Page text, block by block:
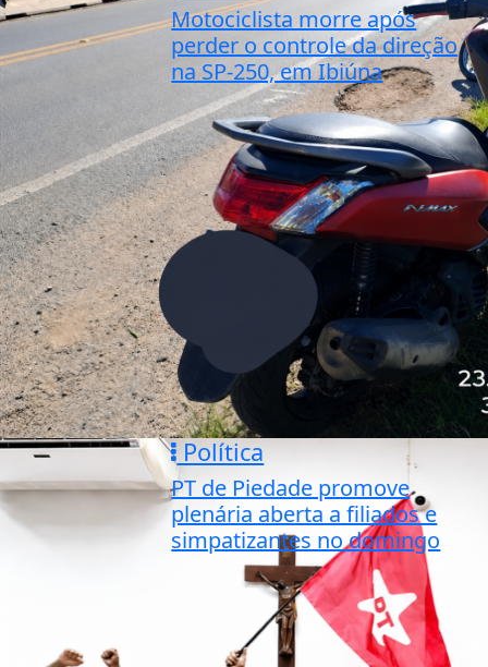
Motociclista morre após
perder o controle da direção
na SP-250, em Ibiúna
Política
PT de Piedade promove
plenária aberta a filiados e
simpatizantes no domingo